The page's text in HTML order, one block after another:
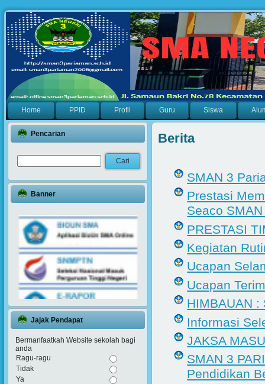
Home PPID Profil Guru Siswa
Pencarian
Banner
Jajak Pendapat
Bermanfaatkah Website sekolah bagi
anda
Ragu-ragu
Tidak
Ya
Berita
SMAN 3
Prestasi
Seaco
PRESTASI
Kegiatan
Ucapan
Ucapan
HIMBAUAN
Informasi
JAKSA
SMAN 3
Pendidikan